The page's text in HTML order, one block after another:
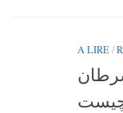
A LIRE/